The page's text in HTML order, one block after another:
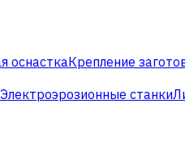
оснасткаКрепление
Электроэрозионные станки